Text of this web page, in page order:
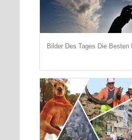
Bilder Des Tages Die Besten